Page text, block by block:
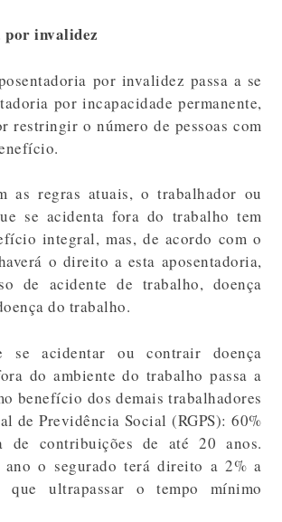
por invalidez
por invalidez passa a se
por incapacidade permanente,
restringir o número de pessoas com
as regras atuais, o trabalhador ou
se acidenta fora do trabalho tem
integral, mas, de acordo com o
o direito a esta aposentadoria,
de acidente de trabalho, doença
do trabalho.
se acidentar ou contrair doença
do ambiente do trabalho passa a
benefício dos demais trabalhadores
de Previdência Social (RGPS): 60%
de contribuições de até 20 anos.
ano o segurado terá direito a 2% a
ultrapassar o tempo mínimo